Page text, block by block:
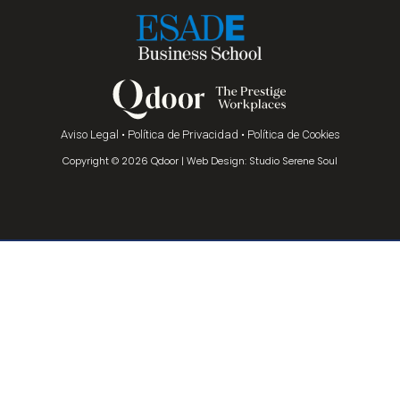
Aviso Legal • Política de Privacidad • Política de Cookies
Copyright © 2026 Qdoor | Web Design: Studio Serene Soul